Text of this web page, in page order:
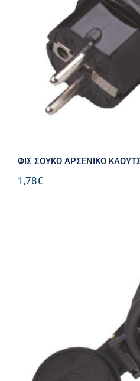
ΦΙΣ ΣΟΥΚΟ
IP44 16Α
ΦΙΣ ΣΟΥΚΟ ΑΡΣΕΝΙΚΟ
1,78€
ΦΙΣ ΣΟΥΚΟ
IP44 16Α 220-